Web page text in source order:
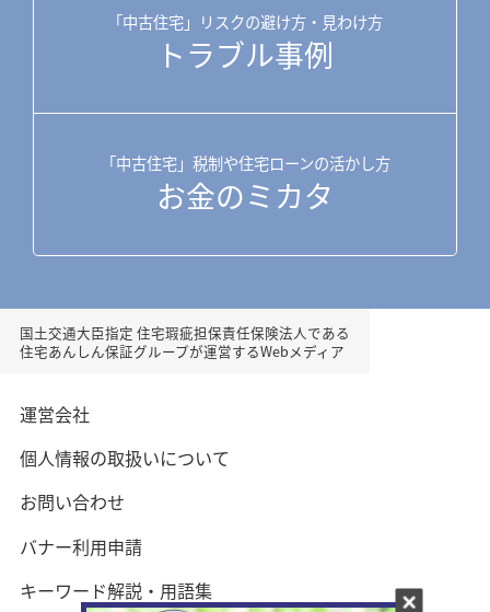
「中古住宅」リスクの避け方・見わけ方
トラブル事例
「中古住宅」税制や住宅ローンの活かし方
お金のミカタ
国土交通大臣指定 住宅瑕疵担保責任保険法人である
住宅あんしん保証グループが運営するWebメディア
運営会社
個人情報の取扱いについて
お問い合わせ
バナー利用申請
キーワード解説・用語集